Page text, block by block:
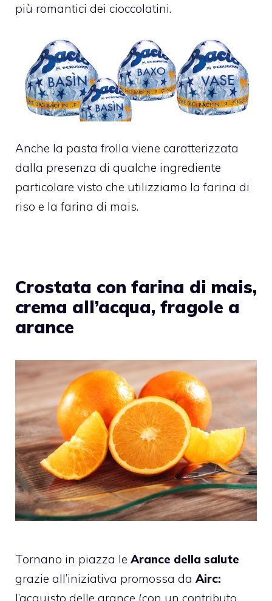
più romantici dei cioccolatini.
Anche la pasta frolla viene caratterizzata
dalla presenza di qualche ingrediente
particolare visto che utilizziamo la farina di
riso e la farina di mais.
Crostata con farina di mais,
crema all’acqua, fragole a
arance
Tornano in piazza le Arance della salute
grazie all’iniziativa promossa da Airc: